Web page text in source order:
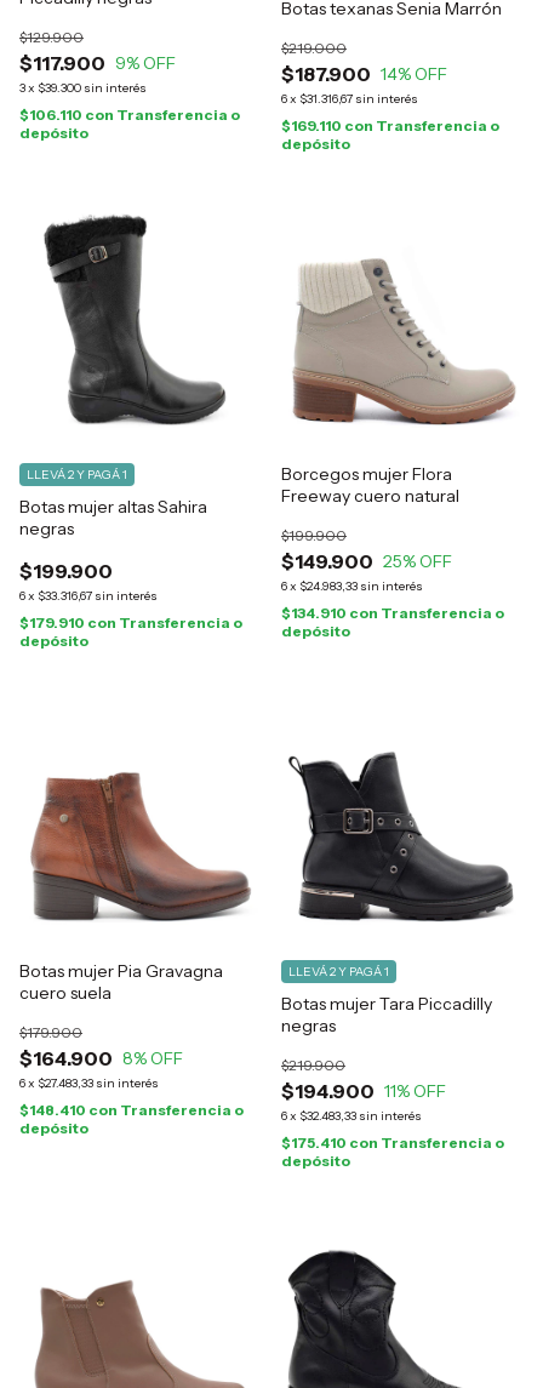
$117.900
$129.900
9% OFF
3x $39.300 sin interés
$106.110 con Transferencia o
depósito
Botas texanas Senia Marrón
$187.900
$219.000
14% OFF
6x $31.316,67 sin interés
$169.110 con Transferencia o
depósito
Botas mujer altas Sahira
negras
$199.900
6x $33.316,67 sin interés
LLEVÁ 2 Y PAGÁ 1
$179.910 con Transferencia o
depósito
Borcegos mujer Flora
Freeway cuero natural
$149.900
$199.900
25% OFF
6x $24.983,33 sin interés
$134.910 con Transferencia o
depósito
Botas mujer Pia Gravagna
cuero suela
$164.900
$179.900
8% OFF
6x $27.483,33 sin interés
$148.410 con Transferencia o
depósito
Botas mujer Tara Piccadilly
negras
$194.900
$219.900
11% OFF
6x $32.483,33 sin interés
LLEVÁ 2 Y PAGÁ 1
$175.410 con Transferencia o
depósito